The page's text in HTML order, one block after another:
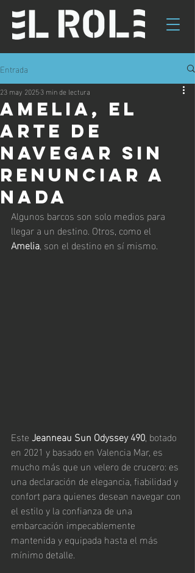
Entrada
Amelia, el
arte de
navegar sin
renunciar a
nada
23 may 20253 min de lectura
Algunos barcos son solo medios para
llegar a un destino. Otros, como el
Amelia, son el destino en sí mismo.
Este Jeanneau Sun Odyssey 490, botado
en 2021 y basado en Valencia Mar, es
mucho más que un velero de crucero: es
una declaración de elegancia, fiabilidad y
confort para quienes desean navegar con
el estilo y la confianza de una
embarcación impecablemente
mantenida y equipada hasta el más
mínimo detalle.